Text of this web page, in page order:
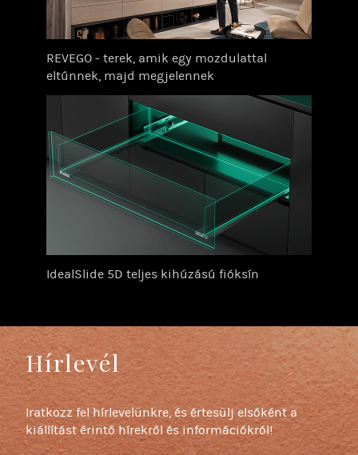
REVEGO - terek, amik egy mozdulattal
eltűnnek, majd megjelennek
IdealSlide 5D teljes kihúzású fióksín
Hírlevél
Iratkozz fel hírlevelünkre, és értesülj elsőként a
kiállítást érintő hírekről és információkról!